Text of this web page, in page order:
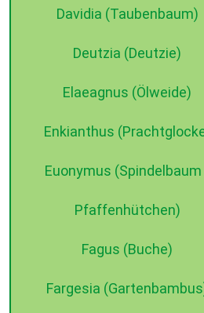
Davidia (Taubenbaum)
Deutzia (Deutzie)
Elaeagnus (Ölweide)
Enkianthus
Euonymus
Pfaffenhütchen)
Fagus (Buche)
Fargesia